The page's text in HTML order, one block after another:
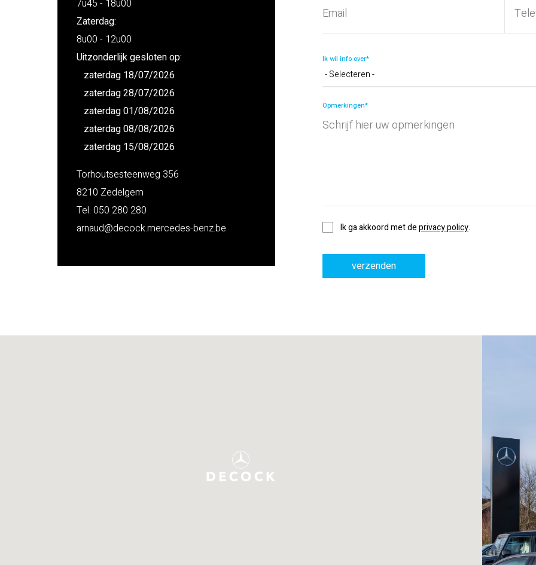
7u45 - 18u00
Zaterdag:
8u00 - 12u00
Uitzonderlijk gesloten op:
zaterdag 18/07/2026
zaterdag 28/07/2026
zaterdag 01/08/2026
zaterdag 08/08/2026
zaterdag 15/08/2026
Torhoutsesteenweg 356
8210 Zedelgem
Tel. 050 280 280
arnaud@decock.mercedes-benz.be
Ik wil info over*
Opmerkingen*
Privacy
Ik ga akkoord met deprivacy policy.